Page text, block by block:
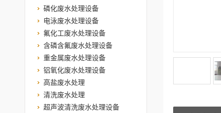
磷化废水处理设备
电泳废水处理设备
氟化工废水处理设备
含磷含氟废水处理设备
重金属废水处理设备
铝氧化废水处理设备
高盐废水处理
清洗废水处理
超声波清洗废水处理设备